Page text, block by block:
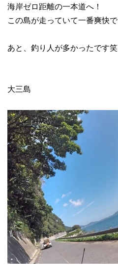
海岸ゼロ距離の一本道へ！
この島が走っていて一番爽快
あと、釣り人が多かったです笑
大三島